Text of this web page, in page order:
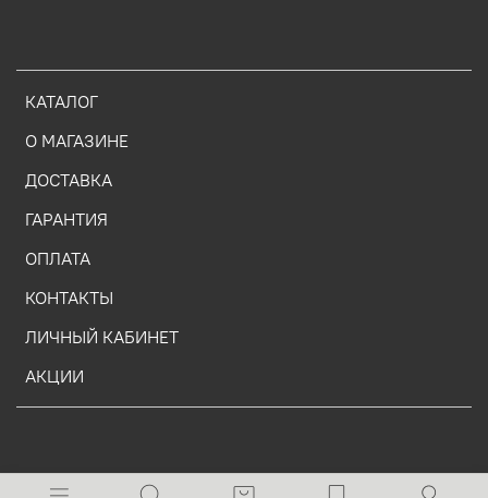
КАТАЛОГ
О МАГАЗИНЕ
ДОСТАВКА
ГАРАНТИЯ
ОПЛАТА
КОНТАКТЫ
ЛИЧНЫЙ КАБИНЕТ
АКЦИИ